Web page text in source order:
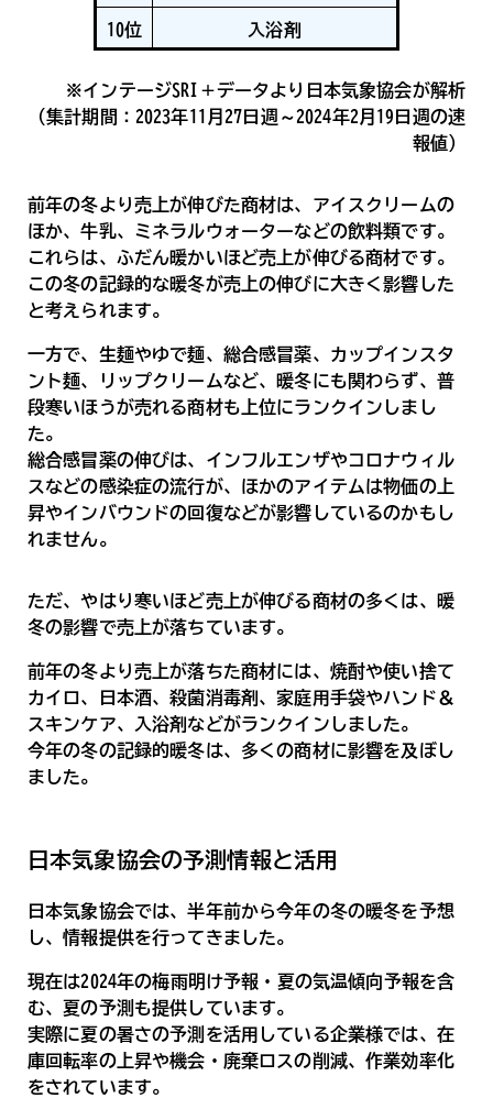
10位 入浴剤
※インテージSRI＋データより日本気象協会が解析
（集計期間：2023年11月27日週～2024年2月19日週の速
報値）
前年の冬より売上が伸びた商材は、アイスクリームの
ほか、牛乳、ミネラルウォーターなどの飲料類です。
これらは、ふだん暖かいほど売上が伸びる商材です。
この冬の記録的な暖冬が売上の伸びに大きく影響した
と考えられます。
一方で、生麺やゆで麺、総合感冒薬、カップインスタ
ント麺、リップクリームなど、暖冬にも関わらず、普
段寒いほうが売れる商材も上位にランクインしまし
た。
総合感冒薬の伸びは、インフルエンザやコロナウィル
スなどの感染症の流行が、ほかのアイテムは物価の上
昇やインバウンドの回復などが影響しているのかもし
れません。
ただ、やはり寒いほど売上が伸びる商材の多くは、暖
冬の影響で売上が落ちています。
前年の冬より売上が落ちた商材には、焼酎や使い捨て
カイロ、日本酒、殺菌消毒剤、家庭用手袋やハンド＆
スキンケア、入浴剤などがランクインしました。
今年の冬の記録的暖冬は、多くの商材に影響を及ぼし
ました。
日本気象協会の予測情報と活用
日本気象協会では、半年前から今年の冬の暖冬を予想
し、情報提供を行ってきました。
現在は2024年の梅雨明け予報・夏の気温傾向予報を含
む、夏の予測も提供しています。
実際に夏の暑さの予測を活用している企業様では、在
庫回転率の上昇や機会・廃棄ロスの削減、作業効率化
をされています。